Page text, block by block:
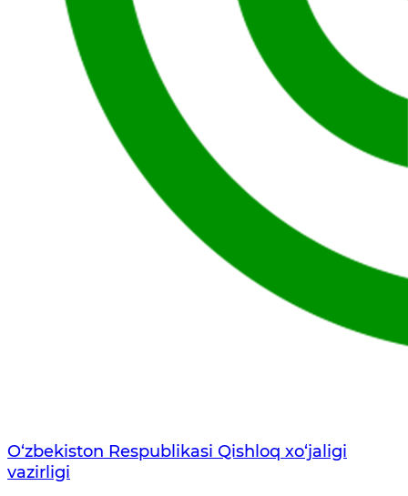
O‘zbekiston Respublikasi Qishloq хo‘jаligi
vаzirligi